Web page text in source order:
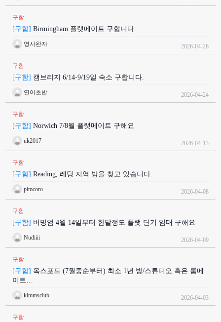
구함
[구함] Birmingham 플랫메이트 구합니다.
영사완쟈 2026-04-28
구함
[구함] 캠브리지 6/14-9/19일 숙소 구합니다.
연어초밥 2026-04-24
구함
[구함] Norwich 7/8월 플랫메이트 구해요
uk2017 2026-04-13
구함
[구함] Reading, 레딩 지역 방을 찾고 있습니다.
pimcoro 2026-04-08
구함
[구함] 버밍엄 4월 14일부터 한달정도 플랫 단기 임대 구해요
Nudiiii 2026-04-09
구함
[구함] 옥스포드 (7월중순부터) 최소 1년 방/스튜디오 혹은 룸메
이트…
kimmsclub 2026-04-03
구함